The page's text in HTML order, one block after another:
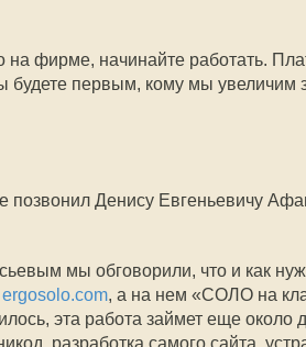
на фирме, начинайте работать.
первым, кому мы увеличим
позвонил Денису Евгеньевичу
мы обговорили, что и как
ergosolo.com, а на нем «СОЛО на
эта работа займет еще около
разработка самого сайта,